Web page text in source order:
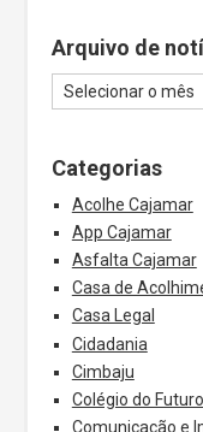
Arquivo de
Categorias
Acolhe Cajamar
App Cajamar
Asfalta Cajamar
Casa de
Casa Legal
Cidadania
Cimbaju
Colégio do Futuro
Comunicação e